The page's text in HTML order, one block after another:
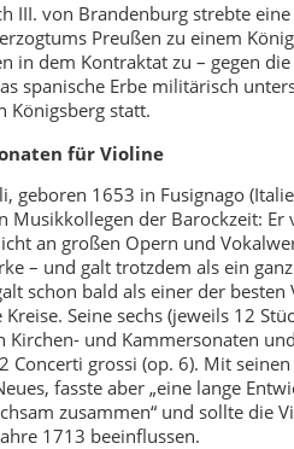
III. von Brandenburg strebte
Preußen zu einem
in dem Kontraktat zu – gegen
spanische Erbe militärisch
Königsberg statt.
für Violine
geboren 1653 in Fusignago
Musikkollegen der Barockzeit:
an großen Opern und
– und galt trotzdem als ein
schon bald als einer der
Kreise. Seine sechs (jeweils 12
Kirchen- und Kammersonaten
Concerti grossi (op. 6). Mit
fasste aber „eine lange
zusammen“ und sollte die
1713 beeinflussen.